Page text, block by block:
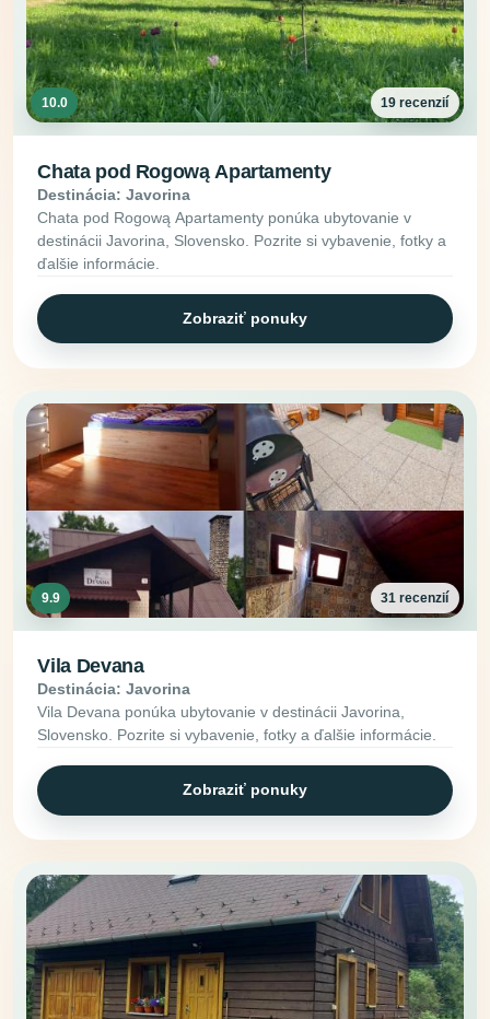
10.0 19 recenzií
Chata pod Rogową Apartamenty
Destinácia: Javorina
Chata pod Rogową Apartamenty ponúka ubytovanie v
destinácii Javorina, Slovensko. Pozrite si vybavenie, fotky a
ďalšie informácie.
Zobraziť ponuky
9.9 31 recenzií
Vila Devana
Destinácia: Javorina
Vila Devana ponúka ubytovanie v destinácii Javorina,
Slovensko. Pozrite si vybavenie, fotky a ďalšie informácie.
Zobraziť ponuky